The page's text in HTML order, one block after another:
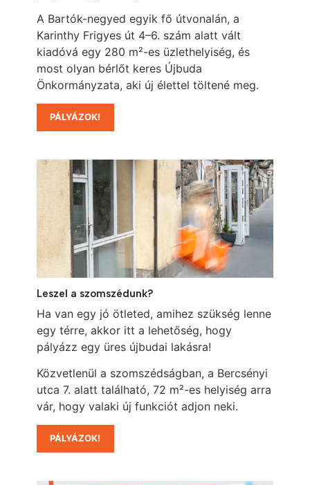
A Bartók-negyed egyik fő útvonalán, a
Karinthy Frigyes út 4–6. szám alatt vált
kiadóvá egy 280 m²-es üzlethelyiség, és
most olyan bérlőt keres Újbuda
Önkormányzata, aki új élettel töltené meg.
PÁLYÁZOK!
Leszel a szomszédunk?
Ha van egy jó ötleted, amihez szükség lenne
egy térre, akkor itt a lehetőség, hogy
pályázz egy üres újbudai lakásra!
Közvetlenül a szomszédságban, a Bercsényi
utca 7. alatt található, 72 m²-es helyiség arra
vár, hogy valaki új funkciót adjon neki.
PÁLYÁZOK!